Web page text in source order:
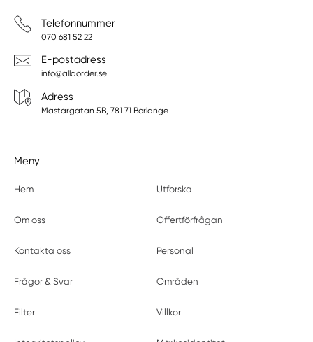
Telefonnummer
070 681 52 22
E-postadress
info@allaorder.se
Adress
Mästargatan 5B, 781 71 Borlänge
Meny
Hem Utforska
Om oss Offertförfrågan
Kontakta oss Personal
Frågor & Svar Områden
Filter Villkor